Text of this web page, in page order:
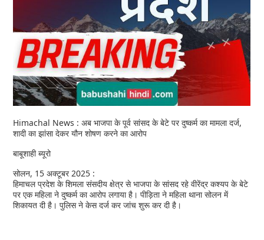
Himachal News : अब भाजपा के पूर्व सांसद के बेटे पर दुष्कर्म का मामला दर्ज,
शादी का झांसा देकर यौन शोषण करने का आरोप
बाबूशाही ब्यूरो
सोलन, 15 अक्टूबर 2025 :
हिमाचल प्रदेश के शिमला संसदीय क्षेत्र से भाजपा के सांसद रहे वीरेंद्र कश्यप के बेटे
पर एक महिला ने दुष्कर्म का आरोप लगाया है। पीड़िता ने महिला थाना सोलन में
शिकायत दी है। पुलिस ने केस दर्ज कर जांच शुरू कर दी है।